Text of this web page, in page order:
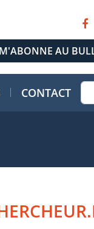
CONTACT